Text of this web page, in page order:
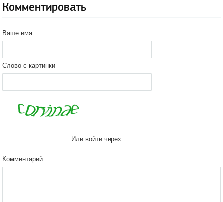
Комментировать
Ваше имя
Слово с картинки
Или войти через:
Комментарий